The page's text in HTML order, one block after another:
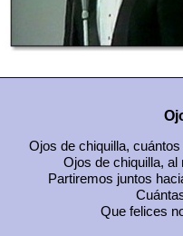
Ojos de chiquilla,
Ojos de chiquilla,
Partiremos juntos
Que felices